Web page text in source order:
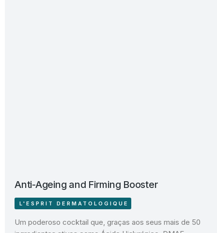
Anti-Ageing and Firming Booster
L'ESPRIT DERMATOLOGIQUE
Um poderoso cocktail que, graças aos seus mais de 50